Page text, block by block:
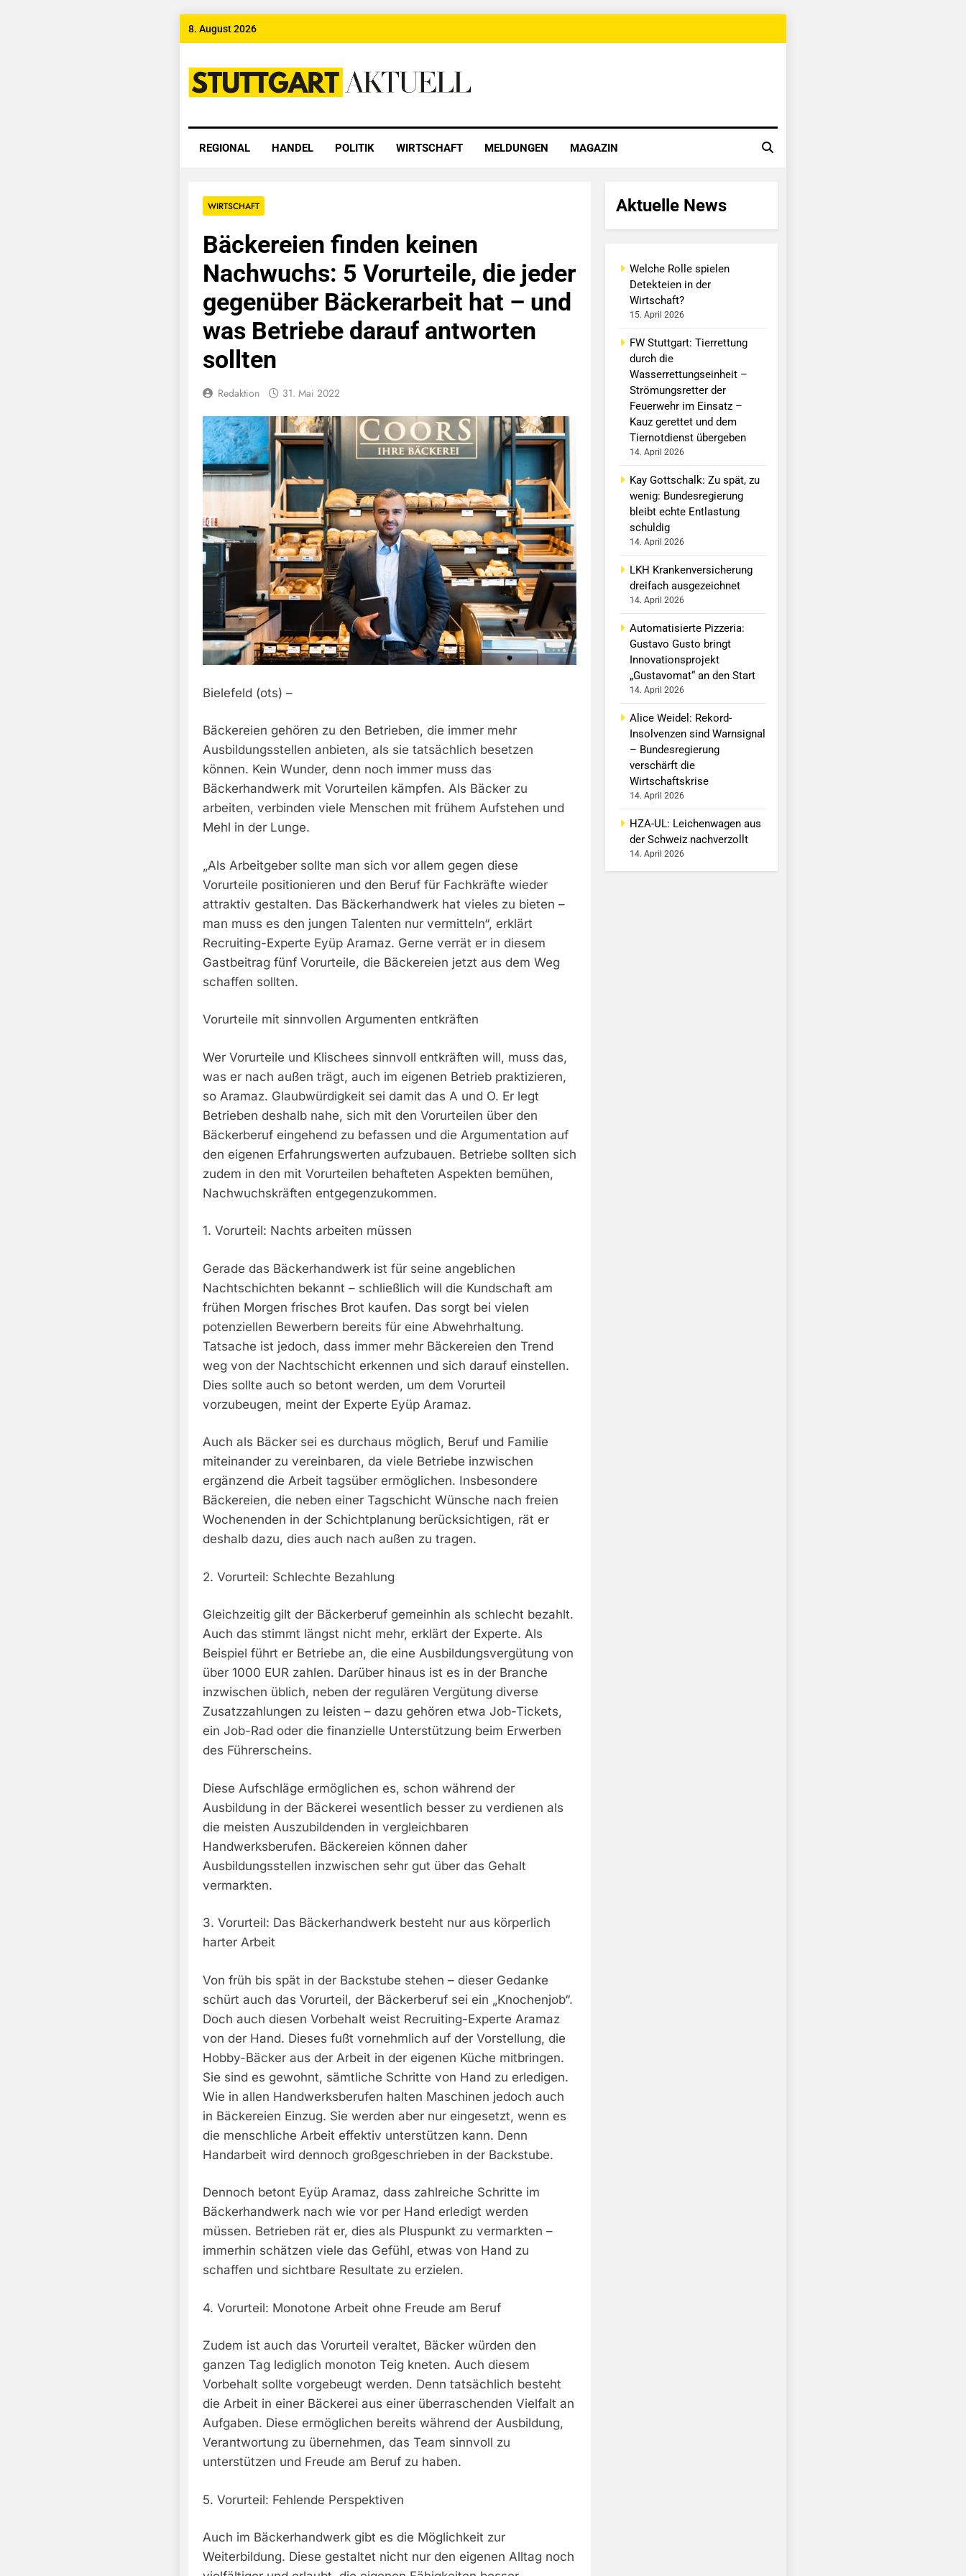
Skip
8. August 2026
Stuttgart Aktuell
REGIONAL HANDEL POLITIK WIRTSCHAFT MELDUNGEN MAGAZIN
WIRTSCHAFT
Bäckereien finden keinen
Nachwuchs: 5 Vorurteile, die jeder
gegenüber Bäckerarbeit hat – und
was Betriebe darauf antworten
sollten
Redaktion 31. Mai 2022
Bielefeld (ots) –
Bäckereien gehören zu den Betrieben, die immer mehr
Ausbildungsstellen anbieten, als sie tatsächlich besetzen
können. Kein Wunder, denn noch immer muss das
Bäckerhandwerk mit Vorurteilen kämpfen. Als Bäcker zu
arbeiten, verbinden viele Menschen mit frühem Aufstehen und
Mehl in der Lunge.
„Als Arbeitgeber sollte man sich vor allem gegen diese
Vorurteile positionieren und den Beruf für Fachkräfte wieder
attraktiv gestalten. Das Bäckerhandwerk hat vieles zu bieten –
man muss es den jungen Talenten nur vermitteln“, erklärt
Recruiting-Experte Eyüp Aramaz. Gerne verrät er in diesem
Gastbeitrag fünf Vorurteile, die Bäckereien jetzt aus dem Weg
schaffen sollten.
Vorurteile mit sinnvollen Argumenten entkräften
Wer Vorurteile und Klischees sinnvoll entkräften will, muss das,
was er nach außen trägt, auch im eigenen Betrieb praktizieren,
so Aramaz. Glaubwürdigkeit sei damit das A und O. Er legt
Betrieben deshalb nahe, sich mit den Vorurteilen über den
Bäckerberuf eingehend zu befassen und die Argumentation auf
den eigenen Erfahrungswerten aufzubauen. Betriebe sollten sich
zudem in den mit Vorurteilen behafteten Aspekten bemühen,
Nachwuchskräften entgegenzukommen.
1. Vorurteil: Nachts arbeiten müssen
Gerade das Bäckerhandwerk ist für seine angeblichen
Nachtschichten bekannt – schließlich will die Kundschaft am
frühen Morgen frisches Brot kaufen. Das sorgt bei vielen
potenziellen Bewerbern bereits für eine Abwehrhaltung.
Tatsache ist jedoch, dass immer mehr Bäckereien den Trend
weg von der Nachtschicht erkennen und sich darauf einstellen.
Dies sollte auch so betont werden, um dem Vorurteil
vorzubeugen, meint der Experte Eyüp Aramaz.
Auch als Bäcker sei es durchaus möglich, Beruf und Familie
miteinander zu vereinbaren, da viele Betriebe inzwischen
ergänzend die Arbeit tagsüber ermöglichen. Insbesondere
Bäckereien, die neben einer Tagschicht Wünsche nach freien
Wochenenden in der Schichtplanung berücksichtigen, rät er
deshalb dazu, dies auch nach außen zu tragen.
2. Vorurteil: Schlechte Bezahlung
Gleichzeitig gilt der Bäckerberuf gemeinhin als schlecht bezahlt.
Auch das stimmt längst nicht mehr, erklärt der Experte. Als
Beispiel führt er Betriebe an, die eine Ausbildungsvergütung von
über 1000 EUR zahlen. Darüber hinaus ist es in der Branche
inzwischen üblich, neben der regulären Vergütung diverse
Zusatzzahlungen zu leisten – dazu gehören etwa Job-Tickets,
ein Job-Rad oder die finanzielle Unterstützung beim Erwerben
des Führerscheins.
Diese Aufschläge ermöglichen es, schon während der
Ausbildung in der Bäckerei wesentlich besser zu verdienen als
die meisten Auszubildenden in vergleichbaren
Handwerksberufen. Bäckereien können daher
Ausbildungsstellen inzwischen sehr gut über das Gehalt
vermarkten.
3. Vorurteil: Das Bäckerhandwerk besteht nur aus körperlich
harter Arbeit
Von früh bis spät in der Backstube stehen – dieser Gedanke
schürt auch das Vorurteil, der Bäckerberuf sei ein „Knochenjob“.
Doch auch diesen Vorbehalt weist Recruiting-Experte Aramaz
von der Hand. Dieses fußt vornehmlich auf der Vorstellung, die
Hobby-Bäcker aus der Arbeit in der eigenen Küche mitbringen.
Sie sind es gewohnt, sämtliche Schritte von Hand zu erledigen.
Wie in allen Handwerksberufen halten Maschinen jedoch auch
in Bäckereien Einzug. Sie werden aber nur eingesetzt, wenn es
die menschliche Arbeit effektiv unterstützen kann. Denn
Handarbeit wird dennoch großgeschrieben in der Backstube.
Dennoch betont Eyüp Aramaz, dass zahlreiche Schritte im
Bäckerhandwerk nach wie vor per Hand erledigt werden
müssen. Betrieben rät er, dies als Pluspunkt zu vermarkten –
immerhin schätzen viele das Gefühl, etwas von Hand zu
schaffen und sichtbare Resultate zu erzielen.
4. Vorurteil: Monotone Arbeit ohne Freude am Beruf
Zudem ist auch das Vorurteil veraltet, Bäcker würden den
ganzen Tag lediglich monoton Teig kneten. Auch diesem
Vorbehalt sollte vorgebeugt werden. Denn tatsächlich besteht
die Arbeit in einer Bäckerei aus einer überraschenden Vielfalt an
Aufgaben. Diese ermöglichen bereits während der Ausbildung,
Verantwortung zu übernehmen, das Team sinnvoll zu
unterstützen und Freude am Beruf zu haben.
5. Vorurteil: Fehlende Perspektiven
Auch im Bäckerhandwerk gibt es die Möglichkeit zur
Weiterbildung. Diese gestaltet nicht nur den eigenen Alltag noch
Aktuelle News
Welche Rolle spielen
Detekteien in der
Wirtschaft?
15. April 2026
FW Stuttgart: Tierrettung
durch die
Wasserrettungseinheit –
Strömungsretter der
Feuerwehr im Einsatz –
Kauz gerettet und dem
Tiernotdienst übergeben
14. April 2026
Kay Gottschalk: Zu spät, zu
wenig: Bundesregierung
bleibt echte Entlastung
schuldig
14. April 2026
LKH Krankenversicherung
dreifach ausgezeichnet
14. April 2026
Automatisierte Pizzeria:
Gustavo Gusto bringt
Innovationsprojekt
„Gustavomat“ an den Start
14. April 2026
Alice Weidel: Rekord-
Insolvenzen sind Warnsignal
– Bundesregierung
verschärft die
Wirtschaftskrise
14. April 2026
HZA-UL: Leichenwagen aus
der Schweiz nachverzollt
14. April 2026